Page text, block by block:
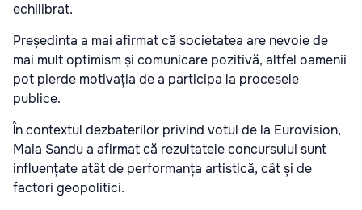
echilibrat.
Președinta a mai afirmat că societatea are nevoie de
mai mult optimism și comunicare pozitivă, altfel oamenii
pot pierde motivația de a participa la procesele
publice.
În contextul dezbaterilor privind votul de la Eurovision,
Maia Sandu a afirmat că rezultatele concursului sunt
influențate atât de performanța artistică, cât și de
factori geopolitici.